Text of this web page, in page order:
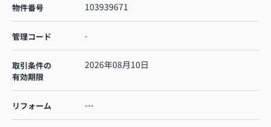
物件番号 103939671
管理コード -
取引条件の
有効期限
2026年08月10日
リフォーム ---